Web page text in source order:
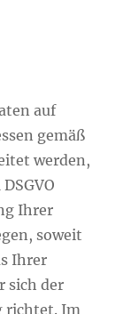
auf
gemäß
werden,
Ihrer
soweit
Ihrer
sich der
richtet. Im